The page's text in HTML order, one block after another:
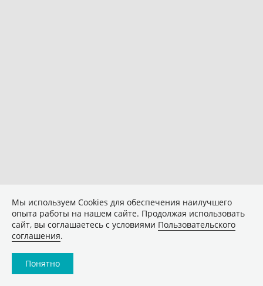
Мы используем Сookies для обеспечения наилучшего
опыта работы на нашем сайте. Продолжая использовать
сайт, вы соглашаетесь с условиями Пользовательского
соглашения.
Понятно